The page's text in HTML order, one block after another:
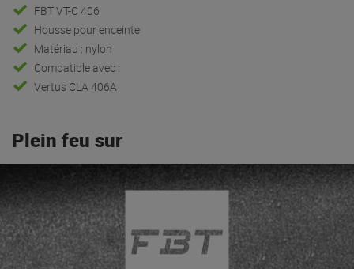
FBT VT-C 406
Housse pour enceinte
Matériau : nylon
Compatible avec :
Vertus CLA 406A
Plein feu sur